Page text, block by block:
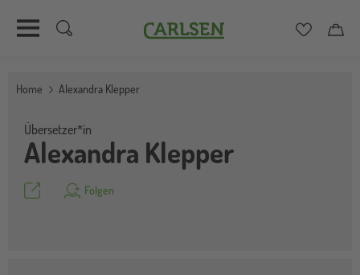
zum
Carlsen
Home Alexandra Klepper
Alexandra Klepper
Übersetzer*in
Teilen Folgen